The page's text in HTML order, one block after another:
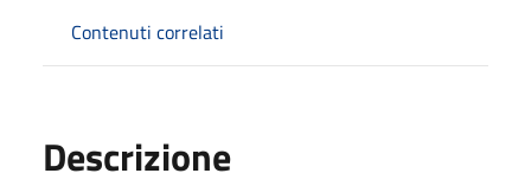
Contenuti correlati
Descrizione